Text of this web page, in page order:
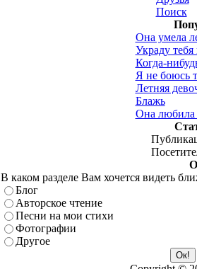
Поиск
Она умела
Украду тебя
Когда-
Я не боюсь
Летняя
Блажь
Она любила
В каком разделе Вам хочется видеть
Блог
Авторское чтение
Песни на мои стихи
Фотографии
Другое